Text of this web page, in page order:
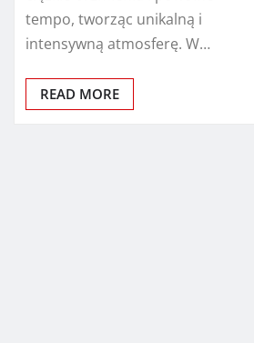
tempo, tworząc unikalną i
intensywną atmosferę. W…
READ MORE